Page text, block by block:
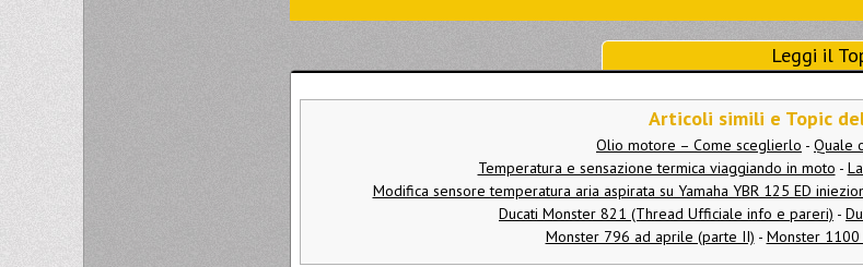
Leggi il
Articoli simili e Topic
Olio motore – Come sceglierlo - Quale
Temperatura e sensazione termica viaggiando in moto -
Modifica sensore temperatura aria aspirata su Yamaha YBR 125 ED
Ducati Monster 821 (Thread Ufficiale info e pareri) -
Monster 796 ad aprile (parte II) - Monster